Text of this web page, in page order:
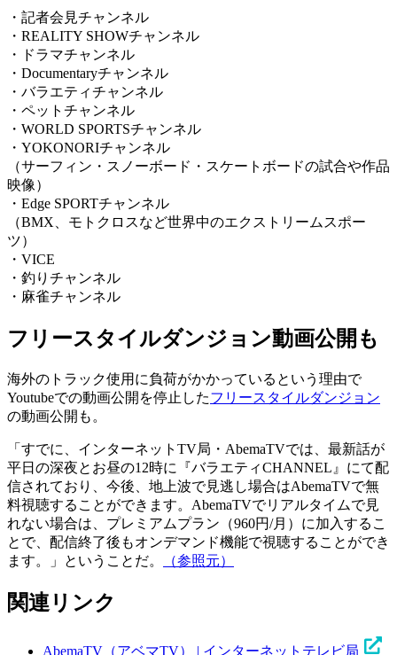
・記者会見チャンネル
・REALITY SHOWチャンネル
・ドラマチャンネル
・Documentaryチャンネル
・バラエティチャンネル
・ペットチャンネル
・WORLD SPORTSチャンネル
・YOKONORIチャンネル
（サーフィン・スノーボード・スケートボードの試合や作品
映像）
・Edge SPORTチャンネル
（BMX、モトクロスなど世界中のエクストリームスポー
ツ）
・VICE
・釣りチャンネル
・麻雀チャンネル
フリースタイルダンジョン動画公開も
海外のトラック使用に負荷がかかっているという理由で
Youtubeでの動画公開を停止したフリースタイルダンジョン
の動画公開も。
「すでに、インターネットTV局・AbemaTVでは、最新話が
平日の深夜とお昼の12時に『バラエティCHANNEL』にて配
信されており、今後、地上波で見逃し場合はAbemaTVで無
料視聴することができます。AbemaTVでリアルタイムで見
れない場合は、プレミアムプラン（960円/月）に加入するこ
とで、配信終了後もオンデマンド機能で視聴することができ
ます。」ということだ。
（参照元）
関連リンク
AbemaTV（アベマTV） | インターネットテレビ局